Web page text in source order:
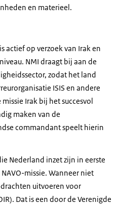
en materieel.
actief op verzoek van Irak en
NMI draagt bij aan de
zodat het land
ISIS en andere
Irak bij het succesvol
maken van de
commandant speelt hierin
Nederland inzet zijn in eerste
missie. Wanneer niet
uitvoeren voor
Dat is een door de Verenigde